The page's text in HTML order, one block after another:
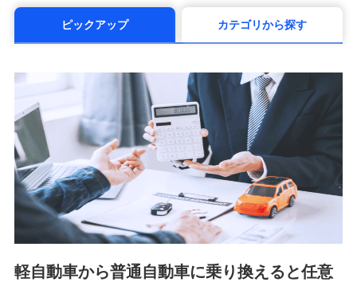
（https://www.msa-life.co.jp/）
メットライフ生命株式会社(https://www.metlife.co.jp/)
■少額短期保険
株式会社アシロ少額短期保険 (https://kailash.co.jp/)
SBIいきいき少額短期保険会社 (https://www.i-
sedai.com/)
SBIペット少額短期保険株式会社 (https://www.sbipet-
ssi.co.jp/)
SBIリスタ少額短期保険会社
(https://www.jishin.co.jp/)
スマートプラス少額短期保険株式会社
チューリッヒ少額短期保険株式会社
ピックアップ カテゴリから探す
軽自動車から普通自動車に乗り換えると任意